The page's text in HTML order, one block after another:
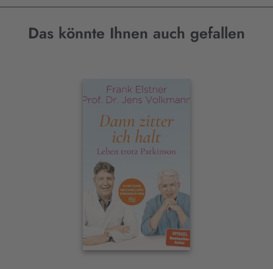
Das könnte Ihnen auch gefallen
Interaktives